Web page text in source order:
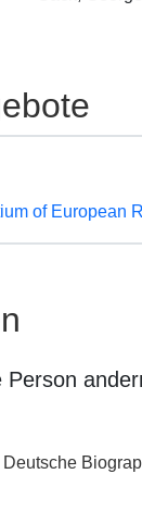
of European
Person